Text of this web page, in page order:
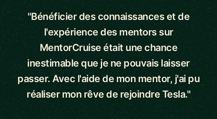
"Bénéficier des connaissances et de
l'expérience des mentors sur
MentorCruise était une chance
inestimable que je ne pouvais laisser
passer. Avec l'aide de mon mentor, j'ai pu
réaliser mon rêve de rejoindre Tesla."